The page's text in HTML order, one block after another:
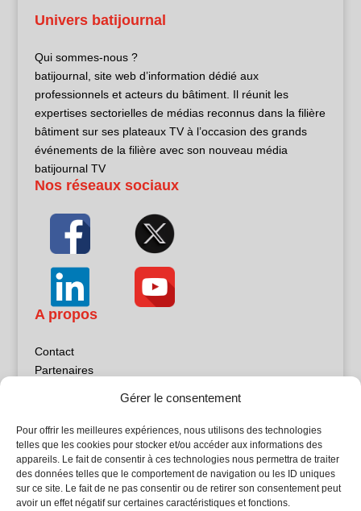
Gérer le consentement
Pour offrir les meilleures expériences, nous utilisons des technologies
telles que les cookies pour stocker et/ou accéder aux informations des
appareils. Le fait de consentir à ces technologies nous permettra de traiter
des données telles que le comportement de navigation ou les ID uniques
sur ce site. Le fait de ne pas consentir ou de retirer son consentement peut
avoir un effet négatif sur certaines caractéristiques et fonctions.
Univers batijournal
Qui sommes-nous ?
batijournal, site web d’information dédié aux
professionnels et acteurs du bâtiment. Il réunit les
expertises sectorielles de médias reconnus dans la filière
bâtiment sur ses plateaux TV à l’occasion des grands
événements de la filière avec son nouveau média
batijournal TV
Nos réseaux sociaux
A propos
Contact
Partenaires
Politique de confidentialité
Sites partenaires
5Façades
Atrium Patrimoine